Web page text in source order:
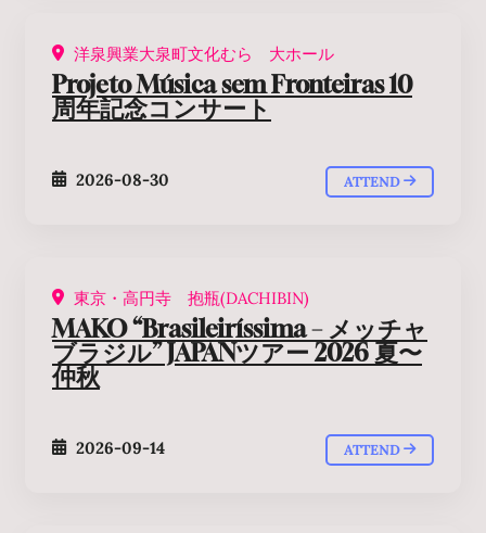
洋泉興業大泉町文化むら 大ホール
Projeto Música sem Fronteiras 10
周年記念コンサート
2026-08-30 ATTEND
東京・高円寺 抱瓶(DACHIBIN)
MAKO “Brasileiríssima – メッチャ
ブラジル” JAPANツアー 2026 夏〜
仲秋
2026-09-14 ATTEND